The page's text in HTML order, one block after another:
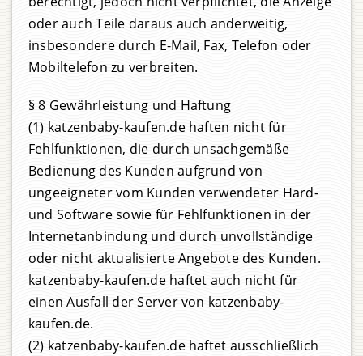
oder auch Teile daraus auch anderweitig,
insbesondere durch E-Mail, Fax, Telefon oder
Mobiltelefon zu verbreiten.
§ 8 Gewährleistung und Haftung
(1) katzenbaby-kaufen.de haften nicht für
Fehlfunktionen, die durch unsachgemäße
Bedienung des Kunden aufgrund von
ungeeigneter vom Kunden verwendeter Hard-
und Software sowie für Fehlfunktionen in der
Internetanbindung und durch unvollständige
oder nicht aktualisierte Angebote des Kunden.
katzenbaby-kaufen.de haftet auch nicht für
einen Ausfall der Server von katzenbaby-
kaufen.de.
(2) katzenbaby-kaufen.de haftet ausschließlich